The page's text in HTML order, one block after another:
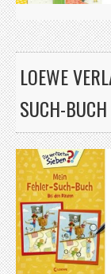
LOEWE
SUCH-